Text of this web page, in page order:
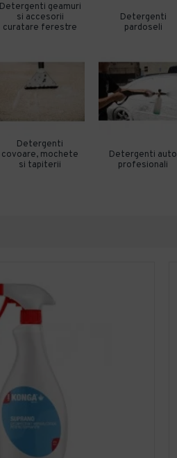
Detergenti geamuri
si accesorii
curatare ferestre
Detergenti
pardoseli
Detergenti
covoare, mochete
si tapiterii
Detergenti auto
profesionali